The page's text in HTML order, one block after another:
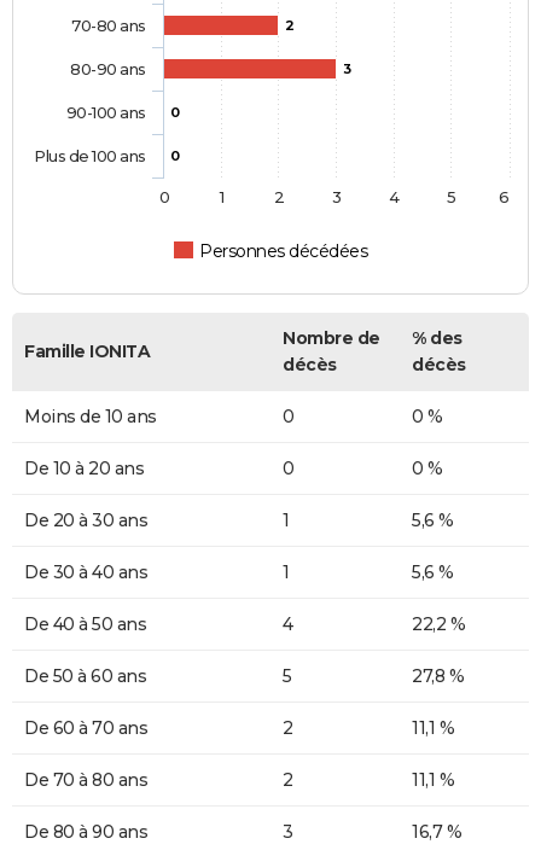
2
3
0
0
Personnes décédées
70-80 ans
80-90 ans
90-100 ans
Plus de 100 ans
0 1 2 3 4 5 6
Famille IONITA
Nombre de
décès
% des
décès
Moins de 10 ans 0 0 %
De 10 à 20 ans 0 0 %
De 20 à 30 ans 1 5,6 %
De 30 à 40 ans 1 5,6 %
De 40 à 50 ans 4 22,2 %
De 50 à 60 ans 5 27,8 %
De 60 à 70 ans 2 11,1 %
De 70 à 80 ans 2 11,1 %
De 80 à 90 ans 3 16,7 %